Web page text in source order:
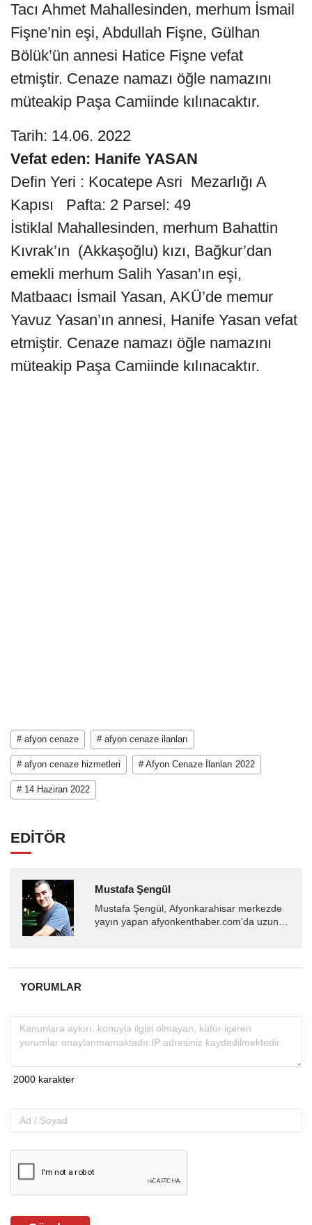
Tacı Ahmet Mahallesinden, merhum İsmail
Fişne’nin eşi, Abdullah Fişne, Gülhan
Bölük’ün annesi Hatice Fişne vefat
etmiştir. Cenaze namazı öğle namazını
müteakip Paşa Camiinde kılınacaktır.
Tarih: 14.06. 2022
Vefat eden: Hanife YASAN
Defin Yeri : Kocatepe Asri Mezarlığı A
Kapısı Pafta: 2 Parsel: 49
İstiklal Mahallesinden, merhum Bahattin
Kıvrak’ın (Akkaşoğlu) kızı, Bağkur’dan
emekli merhum Salih Yasan’ın eşi,
Matbaacı İsmail Yasan, AKÜ’de memur
Yavuz Yasan’ın annesi, Hanife Yasan vefat
etmiştir. Cenaze namazı öğle namazını
müteakip Paşa Camiinde kılınacaktır.
# afyon cenaze # afyon cenaze ilanları
# afyon cenaze hizmetleri # Afyon Cenaze İlanları 2022
# 14 Haziran 2022
EDİTÖR
Mustafa Şengül
Mustafa Şengül, Afyonkarahisar merkezde
yayın yapan afyonkenthaber.com’da uzun
almakta, haber akışı...
YORUMLAR